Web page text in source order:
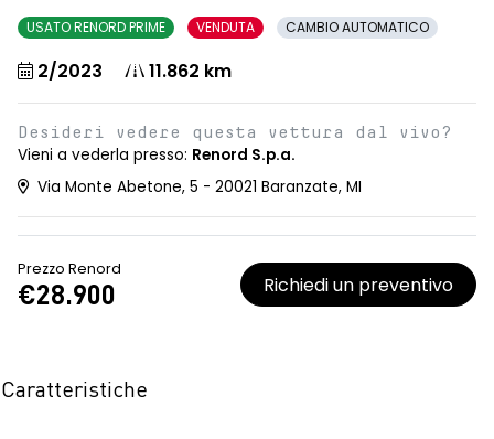
USATO RENORD PRIME VENDUTA CAMBIO AUTOMATICO
2/2023 11.862 km
Desideri vedere questa vettura dal vivo?
Vieni a vederla presso: Renord S.p.a.
Via Monte Abetone, 5 - 20021 Baranzate, MI
Prezzo Renord
€28.900 Richiedi un preventivo
Caratteristiche